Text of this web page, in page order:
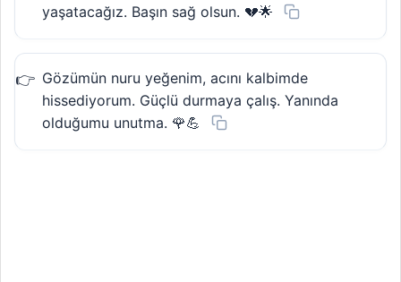
yaşatacağız. Başın sağ olsun. 💔🌟
Gözümün nuru yeğenim, acını kalbimde
hissediyorum. Güçlü durmaya çalış. Yanında
olduğumu unutma. 🌹💪